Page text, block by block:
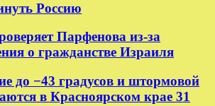
Россию
Парфенова из-за
о гражданстве Израиля
до −43 градусов и штормовой
в Красноярском крае 31